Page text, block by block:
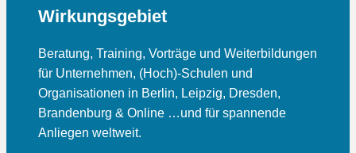
Wirkungsgebiet
Beratung, Training, Vorträge und Weiterbildungen
für Unternehmen, (Hoch)-Schulen und
Organisationen in Berlin, Leipzig, Dresden,
Brandenburg & Online …und für spannende
Anliegen weltweit.